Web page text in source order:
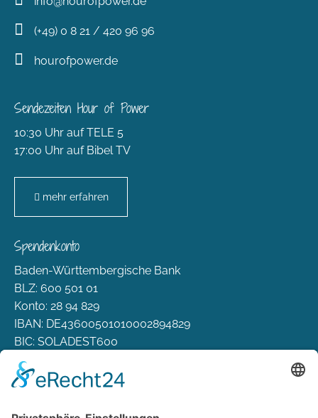
(+49) 0 8 21 / 420 96 96
hourofpower.de
Sendezeiten Hour of Power
10:30 Uhr auf TELE 5
17:00 Uhr auf Bibel TV
mehr erfahren
Spendenkonto
Baden-Württembergische Bank
BLZ: 600 501 01
Konto: 28 94 829
IBAN: DE43600501010002894829
BIC: SOLADEST600
Rechtliches